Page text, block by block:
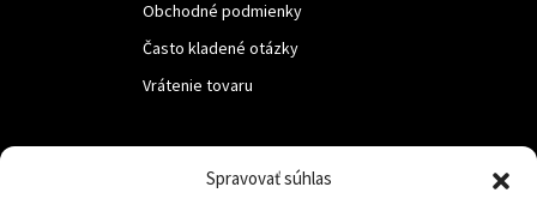
Spravovať súhlas
Obchodné podmienky
Často kladené otázky
Vrátenie tovaru